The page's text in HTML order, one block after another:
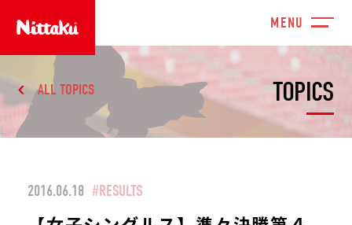
TOPICS
ALL TOPICS
2016.06.18 #RESULTS